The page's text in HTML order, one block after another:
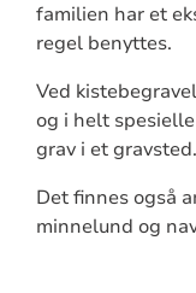
familien har et
regel benyttes.
Ved
og i helt
grav i et gravsted.
Det finnes også
minnelund og